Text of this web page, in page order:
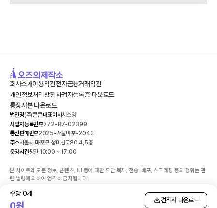
수량0개
0원 견적서 다운로드
법인명(주)콘콘대표이사서소영
사업자등록번호772-87-02399
통신판매번호2025-서울마포-2043
주소서울시 마포구 성미산로80 4,5층
운영시간평일 10:00 ~ 17:00
회사소개이용약관전자금융거래약관
개인정보처리방침사업자등록증 다운로드
통장사본 다운로드
본 사이트의 모든 정보, 콘텐츠, UI 등에 대한 무단 복제, 전송, 배포, 스크래핑 등의 행위는 관
련 법령에 의하여 엄격히 금지됩니다.
다. 민원담당자: 서소영 | 연락처: 070-4138-2111
고객님의 안전거래를 위해 결제 시 KG이니시스 구매안전(에스크로)서비스를 이용하실 수 있